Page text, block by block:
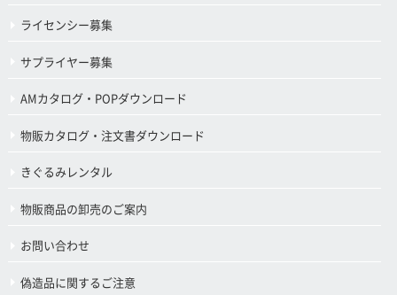
ライセンシー募集
サプライヤー募集
AMカタログ・POPダウンロード
物販カタログ・注文書ダウンロード
きぐるみレンタル
物販商品の卸売のご案内
お問い合わせ
偽造品に関するご注意